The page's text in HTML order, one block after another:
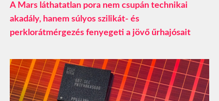
A Mars láthatatlan pora nem csupán technikai
akadály, hanem súlyos szilikát- és
perklorátmérgezés fenyegeti a jövő űrhajósait